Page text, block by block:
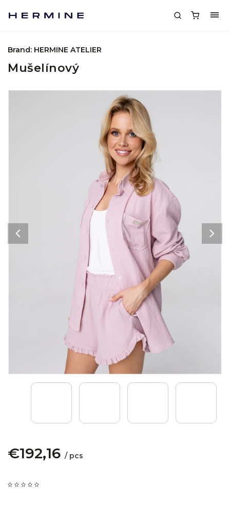
Mušelínový
€192,16 / pcs
Brand: HERMINE ATELIER